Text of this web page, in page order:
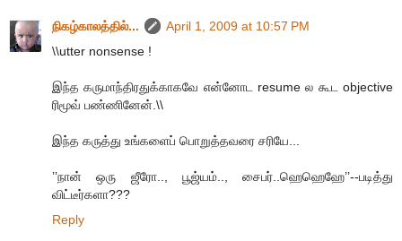
நிகழ்காலத்தில்...
April 1, 2009 at 10:57 PM
\\utter nonsense !
இந்த கருமாந்திரதுக்காகவே என்னோட resume ல கூட objective
ரிமூவ் பண்ணினேன்.\\
இந்த கருத்து உங்களைப் பொறுத்தவரை சரியே...
’’நான் ஒரு ஜீரோ.., பூஜ்யம்.., சைபர்..ஹெஹெஹே’’--படித்து
விட்டீர்களா???
Reply